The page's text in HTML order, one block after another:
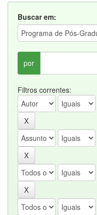
Buscar em:
por
Filtros correntes: